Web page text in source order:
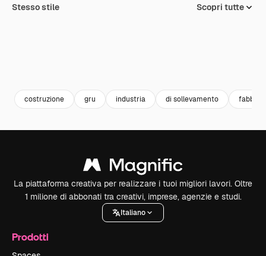
Stesso stile Scopri tutte
costruzione gru industria di sollevamento
La piattaforma creativa per realizzare i tuoi migliori lavori. Oltre
1 milione di abbonati tra creativi, imprese, agenzie e studi.
Italiano
Prodotti